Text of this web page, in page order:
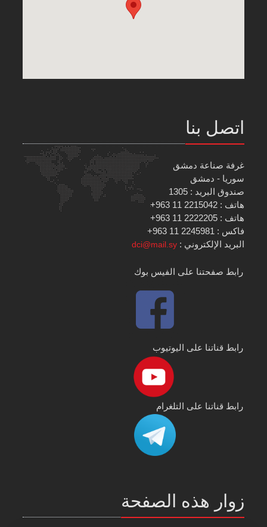
اتصل بنا
غرفة صناعة دمشق
سوريا - دمشق
صندوق البريد : 1305
هاتف : 2215042 11 963+
هاتف : 2222205 11 963+
فاكس : 2245981 11 963+
البريد الإلكتروني :dci@mail.sy
رابط صفحتنا على الفيس بوك
رابط قناتنا على اليوتيوب
رابط قناتنا على التلغرام
زوار هذه الصفحة